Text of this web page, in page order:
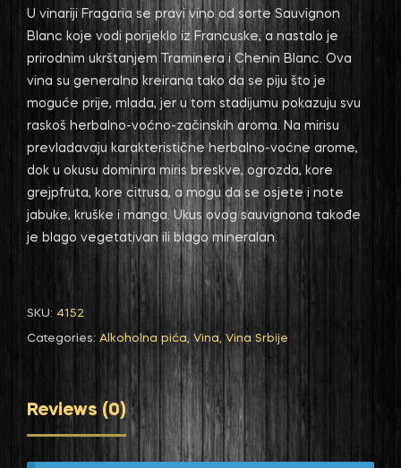
U vinariji Fragaria se pravi vino od sorte Sauvignon
Blanc koje vodi porijeklo iz Francuske, a nastalo je
prirodnim ukrštanjem Traminera i Chenin Blanc. Ova
vina su generalno kreirana tako da se piju što je
moguće prije, mlada, jer u tom stadijumu pokazuju svu
raskoš herbalno-voćno-začinskih aroma. Na mirisu
prevladavaju karakteristične herbalno-voćne arome,
dok u okusu dominira miris breskve, ogrozda, kore
grejpfruta, kore citrusa, a mogu da se osjete i note
jabuke, kruške i manga. Ukus ovog sauvignona takođe
je blago vegetativan ili blago mineralan.
SKU: 4152
Categories: Alkoholna pića, Vina, Vina Srbije
Reviews (0)